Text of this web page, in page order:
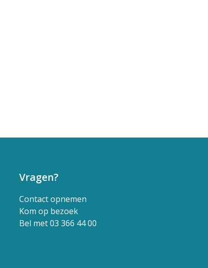
Vragen?
Contact opnemen
Kom op bezoek
Bel met 03 366 44 00